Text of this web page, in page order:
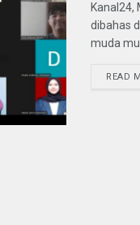
Kanal24,
dibahas
muda
READ